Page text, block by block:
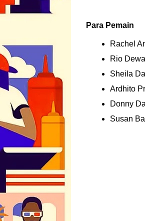
Para Pemain
Rachel
Rio
Sheila
Ardhito
Donny
Susan